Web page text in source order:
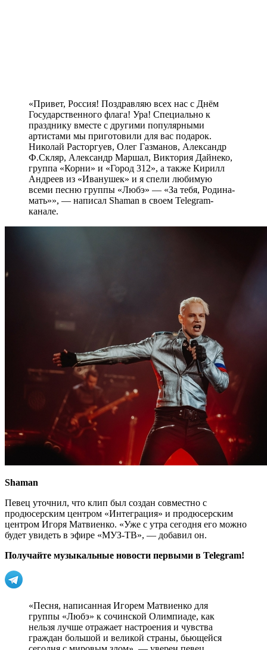
«Привет, Россия! Поздравляю всех нас с Днём
Государственного флага! Ура! Специально к
празднику вместе с другими популярными
артистами мы приготовили для вас подарок.
Николай Расторгуев, Олег Газманов, Александр
Ф.Скляр, Александр Маршал, Виктория Дайнеко,
группа «Корни» и «Город 312», а также Кирилл
Андреев из «Иванушек» и я спели любимую
всеми песню группы «Любэ» — «За тебя, Родина-
мать»», — написал Shaman в своем Telegram-
канале.
Shaman
Певец уточнил, что клип был создан совместно с
продюсерским центром «Интеграция» и продюсерским
центром Игоря Матвиенко. «Уже с утра сегодня его можно
будет увидеть в эфире «МУЗ-ТВ», — добавил он.
Получайте музыкальные новости первыми в Telegram!
«Песня, написанная Игорем Матвиенко для
группы «Любэ» к сочинской Олимпиаде, как
нельзя лучше отражает настроения и чувства
граждан большой и великой страны, бьющейся